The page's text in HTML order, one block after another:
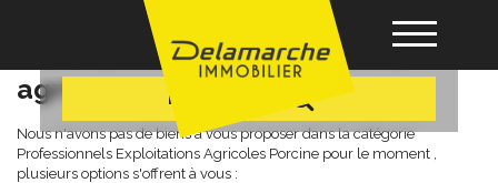
Acheter
Recherche
Professionnels exploitations
agricoles porcine
Nous n'avons pas de biens à vous proposer dans la catégorie
Professionnels Exploitations Agricoles Porcine pour le moment ,
plusieurs options s'offrent à vous :